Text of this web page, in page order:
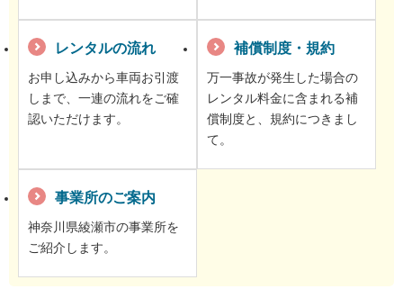
レンタルの流れ
お申し込みから車両お引渡
しまで、一連の流れをご確
認いただけます。
補償制度・規約
万一事故が発生した場合の
レンタル料金に含まれる補
償制度と、規約につきまし
て。
事業所のご案内
神奈川県綾瀬市の事業所を
ご紹介します。